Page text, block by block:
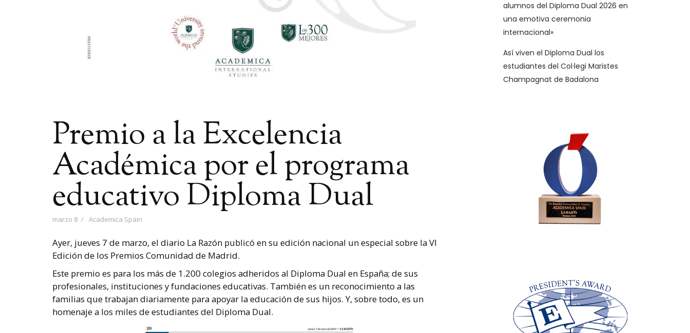
Premio a la Excelencia
Académica por el programa
educativo Diploma Dual
marzo 8 Academica Spain
Ayer, jueves 7 de marzo, el diario La Razón publicó en su edición nacional un especial sobre la VI
Edición de los Premios Comunidad de Madrid.
Este premio es para los más de 1.200 colegios adheridos al Diploma Dual en España; de sus
profesionales, instituciones y fundaciones educativas. También es un reconocimiento a las
familias que trabajan diariamente para apoyar la educación de sus hijos. Y, sobre todo, es un
homenaje a los miles de estudiantes del Diploma Dual.
alumnos del Diploma Dual 2026 en
una emotiva ceremonia
internacional»
Así viven el Diploma Dual los
estudiantes del Col·legi Maristes
Champagnat de Badalona